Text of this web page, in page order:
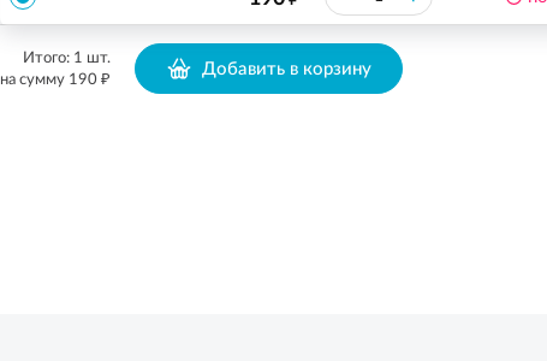
Итого: 1 шт.
на сумму 190 ₽ Добавить в корзину